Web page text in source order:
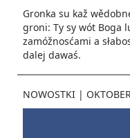
Gronka su kaž
groni: Ty sy wót Boga
zamóžnosćami a
dalej dawaś.
NOWOSTKI |